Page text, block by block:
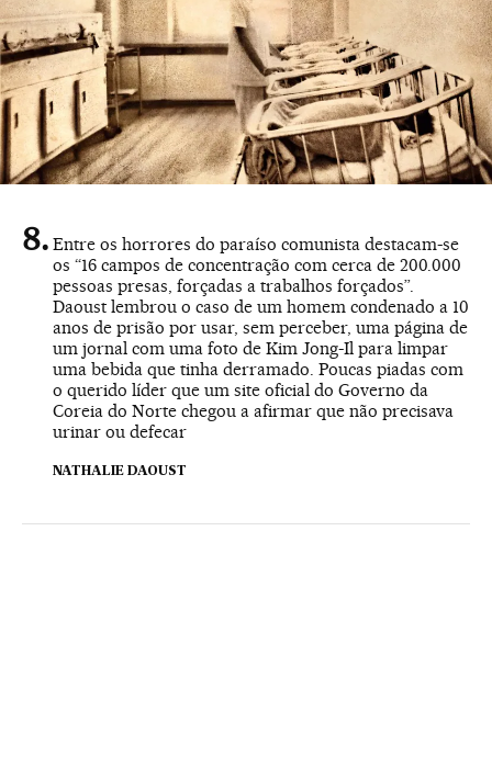
Entre os horrores do paraíso comunista destacam-se
os “16 campos de concentração com cerca de 200.000
pessoas presas, forçadas a trabalhos forçados”.
Daoust lembrou o caso de um homem condenado a 10
anos de prisão por usar, sem perceber, uma página de
um jornal com uma foto de Kim Jong-Il para limpar
uma bebida que tinha derramado. Poucas piadas com
o querido líder que um site oficial do Governo da
Coreia do Norte chegou a afirmar que não precisava
urinar ou defecar
NATHALIE DAOUST